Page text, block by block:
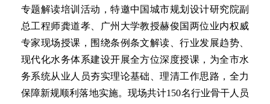
专题解读培训活动，特邀中国城市规划设计研究院副
总工程师龚道孝、广州大学教授赫俊国两位业内权威
专家现场授课，围绕条例条文解读、行业发展趋势、
现代化水务体系建设开展全方位深度授课，为全市水
务系统从业人员夯实理论基础、理清工作思路，全力
保障新规顺利落地实施。现场共计150名行业骨干人员